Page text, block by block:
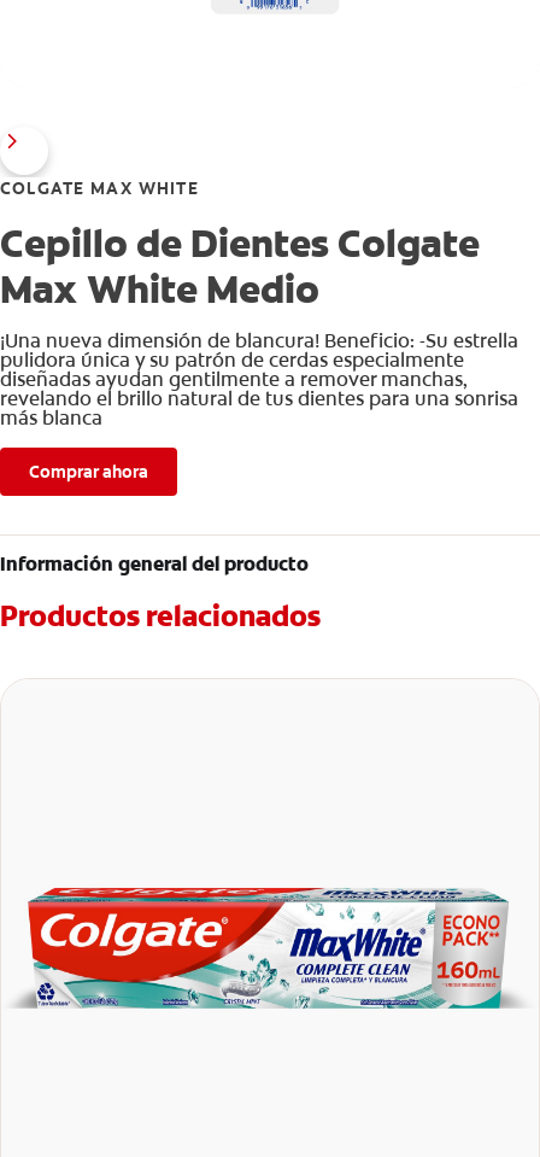
COLGATE MAX WHITE
Cepillo de Dientes Colgate
Max White Medio
¡Una nueva dimensión de blancura! Beneficio: -Su estrella
pulidora única y su patrón de cerdas especialmente
diseñadas ayudan gentilmente a remover manchas,
revelando el brillo natural de tus dientes para una sonrisa
más blanca
Comprar ahora
Información general del producto
Productos relacionados